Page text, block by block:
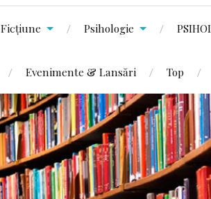
Ficțiune Psihologie
Evenimente & Lansări Top